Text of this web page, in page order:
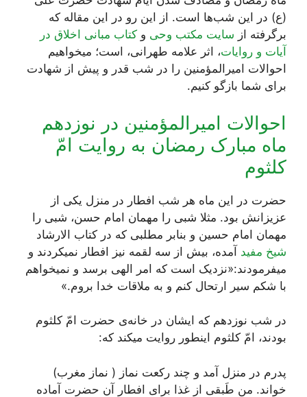
(ع) در این شب‌ها است. از این رو در این مقاله که
برگرفته از سایت مکتب وحی و کتاب مبانی اخلاق در
آیات و روایات، اثر علامه طهرانی، است؛ میخواهیم
احوالات امیرالمؤمنین را در شب قدر و پیش از شهادت
برای شما بازگو کنیم.
احوالات امیرالمؤمنین در نوزدهم
ماه مبارک رمضان به روایت امّ
کلثوم
حضرت در این ماه هر شب افطار در منزل یکی از
عزیزانش بود. مثلا شبی را مهمان امام حسن، شبی را
مهمان امام حسین و بنابر مطلبی که در کتاب الارشاد
شیخ مفید آمده، بیش از سه لقمه نیز افطار نمیکردند و
میفرمودند:«نزدیک است که امر الهی برسد و نمیخواهم
با شکم سیر ارتحال کنم و به ملاقات خدا بروم.»
در شب نوزدهم که ایشان در خانه‌ی حضرت امّ کلثوم
بودند، امّ کلثوم اینطور روایت میکند که:
پدرم در منزل آمد و چند رکعت نماز ( نماز مغرب)
خواند. من طَبقی از غذا برای افطار آن حضرت آماده